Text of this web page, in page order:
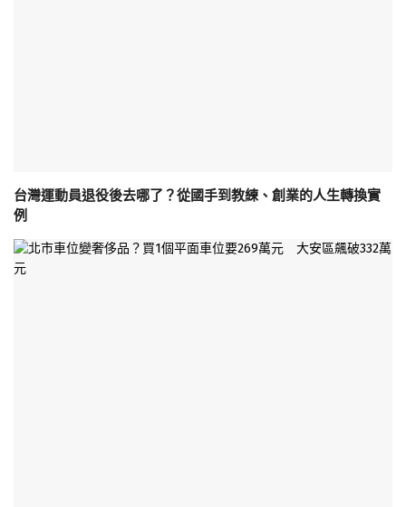
台灣運動員退役後去哪了？從國手到教練、創業的人生轉換實
例